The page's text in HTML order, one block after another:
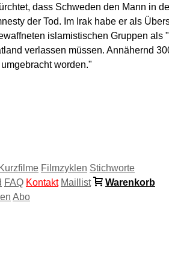
dass Schweden den Mann in
der Tod. Im Irak habe er als
islamistischen Gruppen als
verlassen müssen. Annähernd
worden."
Kurzfilme Filmzyklen Stichworte
FAQ Kontakt Maillist
Warenkorb
Abo